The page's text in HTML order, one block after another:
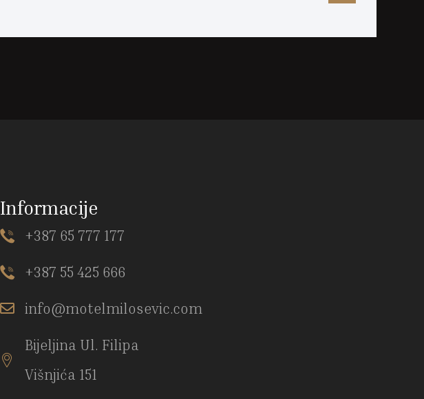
Informacije
+387 65 777 177
+387 55 425 666
info@motelmilosevic.com
Bijeljina Ul. Filipa
Višnjića 151